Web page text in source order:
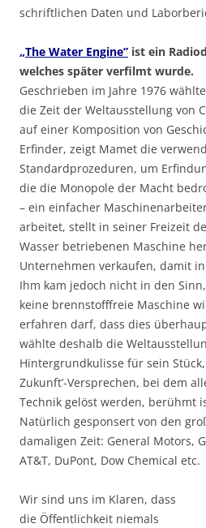
schriftlichen Daten und
„The Water Engine” ist ein
welches später verfilmt wurde.
Geschrieben im Jahre 1976
die Zeit der Weltausstellung von
auf einer Komposition von
Erfinder, zeigt Mamet die
Standardprozeduren, um
die die Monopole der Macht
– ein einfacher
arbeitet, stellt in seiner Freizeit
Wasser betriebenen Maschine
Unternehmen verkaufen, damit
Ihm kam jedoch nicht in den
keine brennstofffreie Maschine
erfahren darf, dass dies
wählte deshalb die
Hintergrundkulisse für sein
Zukunft’-Versprechen, bei dem
Technik gelöst werden, berühmt
Natürlich gesponsert von den
damaligen Zeit: General Motors,
AT&T, DuPont, Dow Chemical etc.
Wir sind uns im Klaren, dass
die Öffentlichkeit niemals